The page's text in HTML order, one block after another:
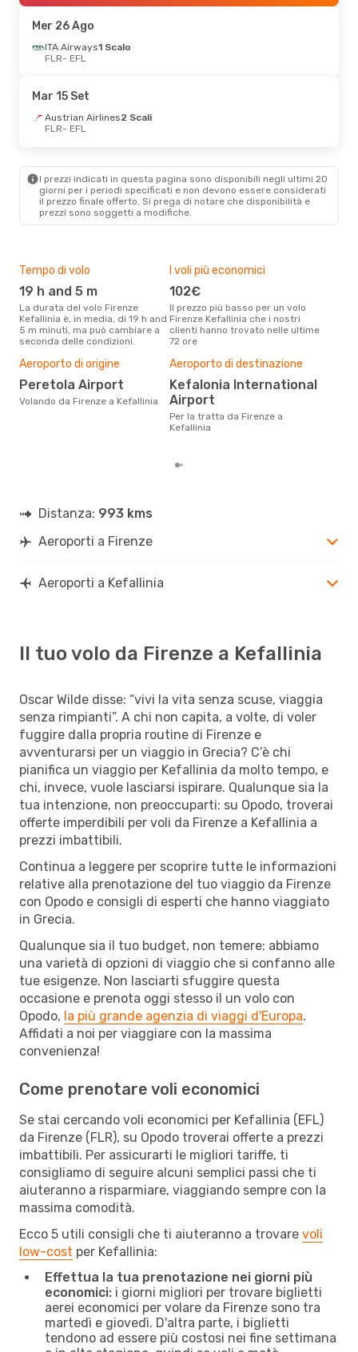
EFL- FLR
Gio 3 Set- Dom 6 Set
ITA Airways
EFL- FLR
- EFL
Lufthansa1 Scalo
EFL - FLR
Mer 26 Ago
ITA Airways1 Scalo
FLR- EFL
Mar 15 Set
Austrian Airlines2 Scali
FLR- EFL
I prezzi indicati in questa pagina sono disponibili negli ultimi 20
giorni per i periodi specificati e non devono essere considerati
il ​​prezzo finale offerto. Si prega di notare che disponibilità e
prezzi sono soggetti a modifiche.
Tempo di volo
19 h and 5 m
La durata del volo Firenze
Kefallinia è, in media, di 19 h and
5 m minuti, ma può cambiare a
seconda delle condizioni.
I voli più economici
102€
Il prezzo più basso per un volo
Firenze Kefallinia che i nostri
clienti hanno trovato nelle ultime
72 ore
Aeroporto di origine
Peretola Airport
Volando da Firenze a Kefallinia
Aeroporto di destinazione
Kefalonia International
Airport
Per la tratta da Firenze a
Kefallinia
Distanza: 993 kms
Aeroporti a Firenze
Aeroporti a Kefallinia
Il tuo volo da Firenze a Kefallinia
Oscar Wilde disse: “vivi la vita senza scuse, viaggia
senza rimpianti”. A chi non capita, a volte, di voler
fuggire dalla propria routine di Firenze e
avventurarsi per un viaggio in Grecia? C’è chi
pianifica un viaggio per Kefallinia da molto tempo, e
chi, invece, vuole lasciarsi ispirare. Qualunque sia la
tua intenzione, non preoccuparti: su Opodo, troverai
offerte imperdibili per voli da Firenze a Kefallinia a
prezzi imbattibili.
Continua a leggere per scoprire tutte le informazioni
relative alla prenotazione del tuo viaggio da Firenze
con Opodo e consigli di esperti che hanno viaggiato
in Grecia.
Qualunque sia il tuo budget, non temere: abbiamo
una varietà di opzioni di viaggio che si confanno alle
tue esigenze. Non lasciarti sfuggire questa
occasione e prenota oggi stesso il un volo con
Opodo, la più grande agenzia di viaggi d'Europa.
Affidati a noi per viaggiare con la massima
convenienza!
Come prenotare voli economici
Se stai cercando voli economici per Kefallinia (EFL)
da Firenze (FLR), su Opodo troverai offerte a prezzi
imbattibili. Per assicurarti le migliori tariffe, ti
consigliamo di seguire alcuni semplici passi che ti
aiuteranno a risparmiare, viaggiando sempre con la
massima comodità.
Ecco 5 utili consigli che ti aiuteranno a trovare voli
low-cost per Kefallinia:
Effettua la tua prenotazione nei giorni più
economici: i giorni migliori per trovare biglietti
aerei economici per volare da Firenze sono tra
martedì e giovedì. D'altra parte, i biglietti
tendono ad essere più costosi nei fine settimana